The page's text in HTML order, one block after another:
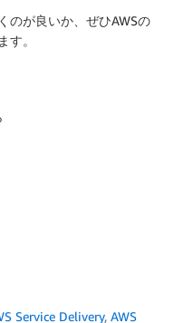
のが良いか、ぜひAWSの
す。
Service Delivery, AWS